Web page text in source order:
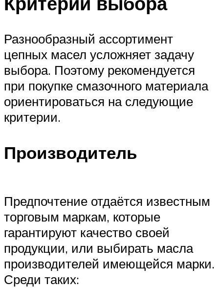
Разнообразный ассортимент
цепных масел усложняет задачу
выбора. Поэтому рекомендуется
при покупке смазочного материала
ориентироваться на следующие
критерии.
Производитель
Предпочтение отдаётся известным
торговым маркам, которые
гарантируют качество своей
продукции, или выбирать масла
производителей имеющейся марки.
Среди таких: